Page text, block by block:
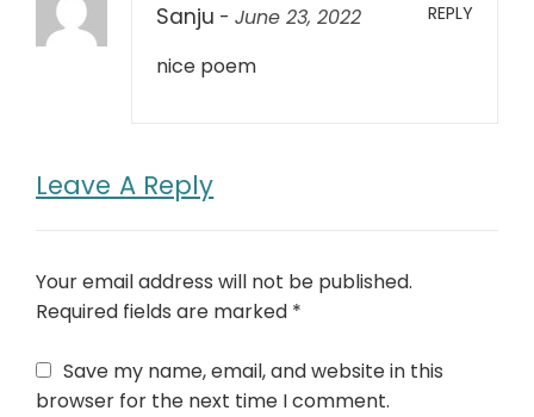
Sanju - June 23, 2022 REPLY
nice poem
Leave A Reply
Your email address will not be published.
Required fields are marked *
Save my name, email, and website in this
browser for the next time I comment.